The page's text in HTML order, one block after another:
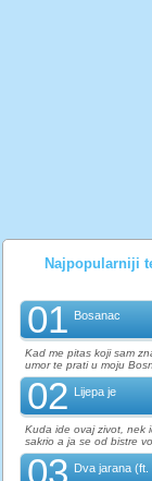
Najpopularniji
01 Bosanac
Kad me pitas koji sam
umor te prati u moju
02 Lijepa je
Kuda ide ovaj zivot, nek
sakrio a ja se od bistre
03 Dva jarana (ft.